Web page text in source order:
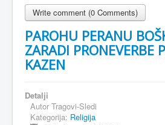
Write comment (0 Comments)
PAROHU PERANU
ZARADI PRONEVERBE
KAZEN
Detalji
Autor Tragovi-Sledi
Kategorija: Religija